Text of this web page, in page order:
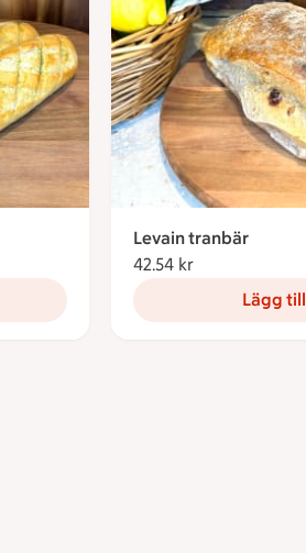
Levain tranbär
42.54 kr
Lägg till